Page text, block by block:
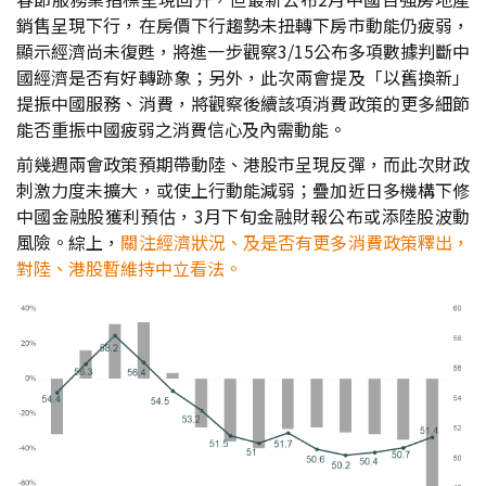
銷售呈現下行，在房價下行趨勢未扭轉下房市動能仍疲弱，
顯示經濟尚未復甦，將進一步觀察3/15公布多項數據判斷中
國經濟是否有好轉跡象；另外，此次兩會提及「以舊換新」
提振中國服務、消費，將觀察後續該項消費政策的更多細節
能否重振中國疲弱之消費信心及內需動能。
前幾週兩會政策預期帶動陸、港股市呈現反彈，而此次財政
刺激力度未擴大，或使上行動能減弱；疊加近日多機構下修
中國金融股獲利預估，3月下旬金融財報公布或添陸股波動
風險。綜上， 關注經濟狀況、及是否有更多消費政策釋出，
對陸、港股暫維持中立看法。